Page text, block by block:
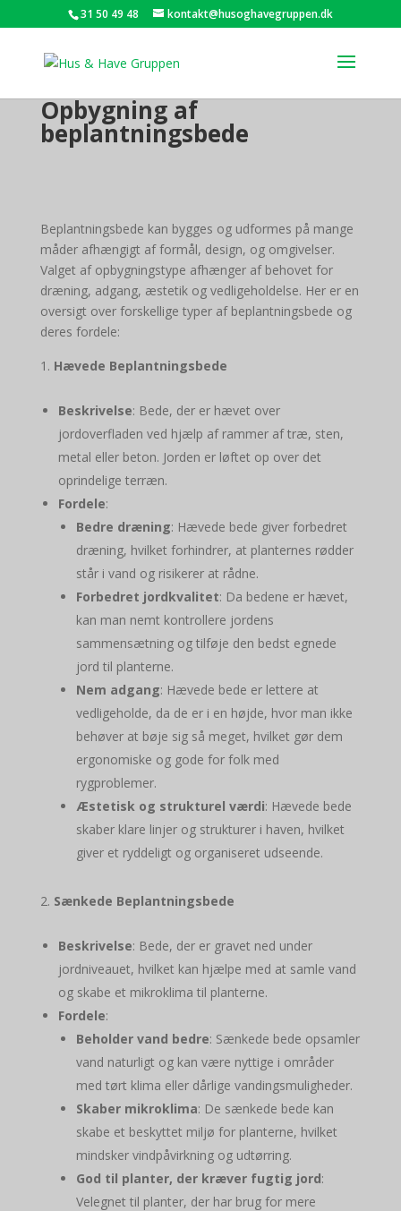
31 50 49 48 kontakt@husoghavegruppen.dk
Opbygning af
beplantningsbede
Beplantningsbede kan bygges og udformes på mange
måder afhængigt af formål, design, og omgivelser.
Valget af opbygningstype afhænger af behovet for
dræning, adgang, æstetik og vedligeholdelse. Her er en
oversigt over forskellige typer af beplantningsbede og
deres fordele:
Hævede Beplantningsbede
Beskrivelse: Bede, der er hævet over
jordoverfladen ved hjælp af rammer af træ, sten,
metal eller beton. Jorden er løftet op over det
oprindelige terræn.
Fordele:
Bedre dræning: Hævede bede giver forbedret
dræning, hvilket forhindrer, at planternes rødder
står i vand og risikerer at rådne.
Forbedret jordkvalitet: Da bedene er hævet,
kan man nemt kontrollere jordens
sammensætning og tilføje den bedst egnede
jord til planterne.
Nem adgang: Hævede bede er lettere at
vedligeholde, da de er i en højde, hvor man ikke
behøver at bøje sig så meget, hvilket gør dem
ergonomiske og gode for folk med
rygproblemer.
Æstetisk og strukturel værdi: Hævede bede
skaber klare linjer og strukturer i haven, hvilket
giver et ryddeligt og organiseret udseende.
Sænkede Beplantningsbede
Beskrivelse: Bede, der er gravet ned under
jordniveauet, hvilket kan hjælpe med at samle vand
og skabe et mikroklima til planterne.
Fordele:
Beholder vand bedre: Sænkede bede opsamler
vand naturligt og kan være nyttige i områder
med tørt klima eller dårlige vandingsmuligheder.
Skaber mikroklima: De sænkede bede kan
skabe et beskyttet miljø for planterne, hvilket
mindsker vindpåvirkning og udtørring.
God til planter, der kræver fugtig jord:
Velegnet til planter, der har brug for mere